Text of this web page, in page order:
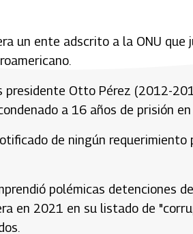
un ente adscrito a la ONU que
Otto Pérez (2012-
a 16 años de prisión en
de ningún
polémicas detenciones
en 2021 en su listado de